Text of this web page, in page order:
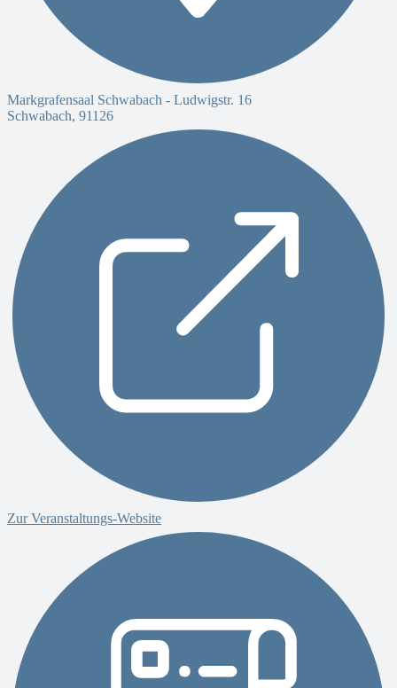
Markgrafensaal Schwabach - Ludwigstr. 16
Schwabach, 91126
Zur Veranstaltungs-Website